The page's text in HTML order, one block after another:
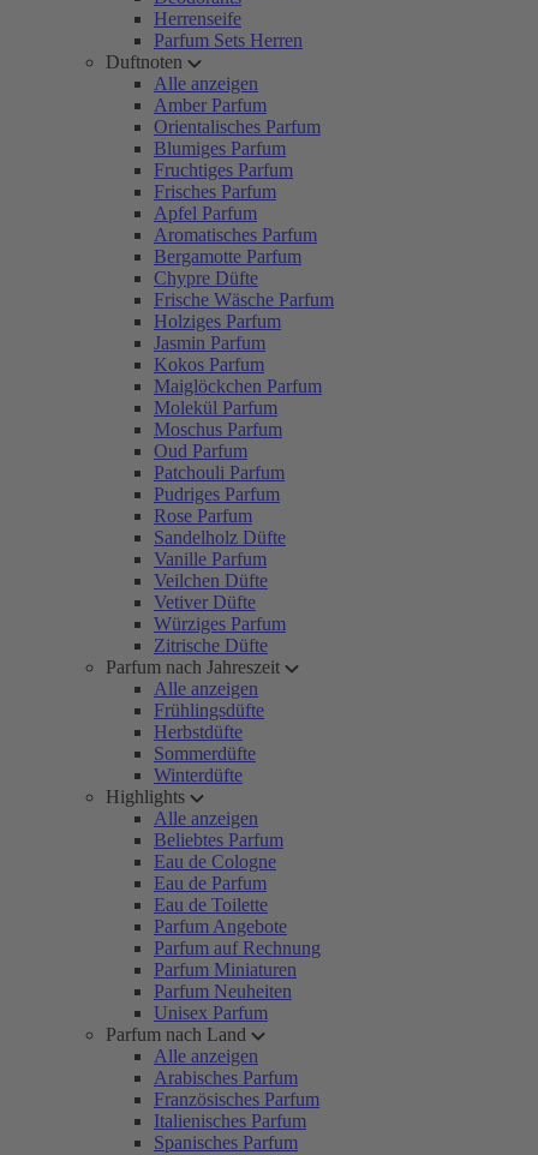
Herrenseife
Parfum Sets Herren
Duftnoten
Alle anzeigen
Amber Parfum
Orientalisches Parfum
Blumiges Parfum
Fruchtiges Parfum
Frisches Parfum
Apfel Parfum
Aromatisches Parfum
Bergamotte Parfum
Chypre Düfte
Frische Wäsche Parfum
Holziges Parfum
Jasmin Parfum
Kokos Parfum
Maiglöckchen Parfum
Molekül Parfum
Moschus Parfum
Oud Parfum
Patchouli Parfum
Pudriges Parfum
Rose Parfum
Sandelholz Düfte
Vanille Parfum
Veilchen Düfte
Vetiver Düfte
Würziges Parfum
Zitrische Düfte
Parfum nach Jahreszeit
Alle anzeigen
Frühlingsdüfte
Herbstdüfte
Sommerdüfte
Winterdüfte
Highlights
Alle anzeigen
Beliebtes Parfum
Eau de Cologne
Eau de Parfum
Eau de Toilette
Parfum Angebote
Parfum auf Rechnung
Parfum Miniaturen
Parfum Neuheiten
Unisex Parfum
Parfum nach Land
Alle anzeigen
Arabisches Parfum
Französisches Parfum
Italienisches Parfum
Spanisches Parfum